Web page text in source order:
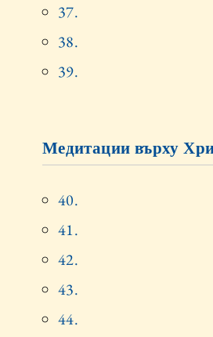
37.
38.
39.
Медитации върху
40.
41.
42.
43.
44.